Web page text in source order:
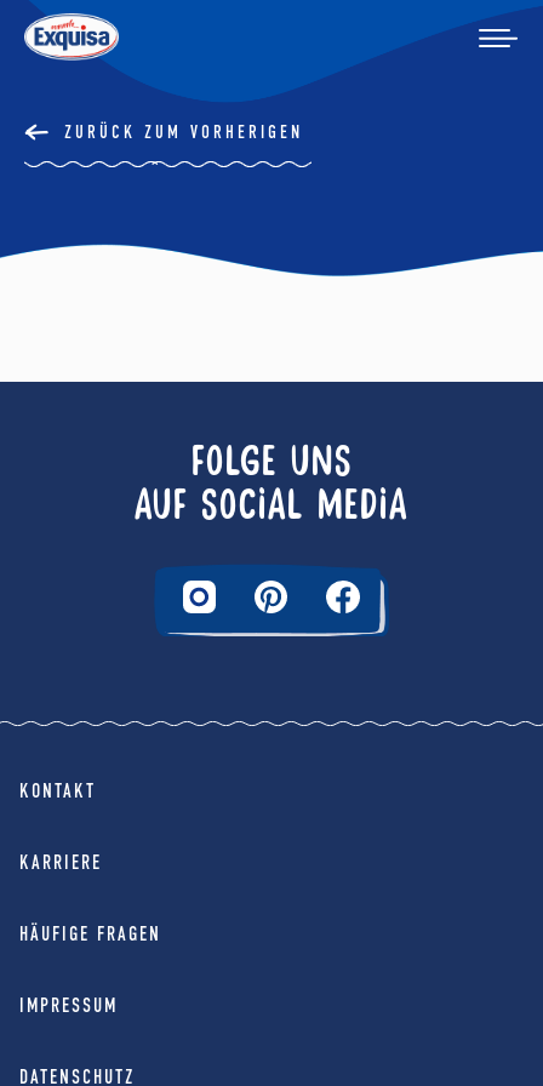
ZURÜCK ZUM VORHERIGEN
FOLGE UNS
AUF SOCIAL MEDIA
KONTAKT
KARRIERE
HÄUFIGE FRAGEN
IMPRESSUM
DATENSCHUTZ